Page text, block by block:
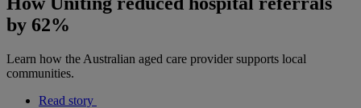
by 62%
Learn how the Australian aged care provider supports local
communities.
Read story